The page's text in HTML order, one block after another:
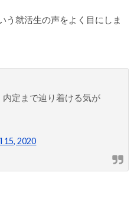
う就活生の声をよく目にしま
定まで辿り着ける気が
15, 2020